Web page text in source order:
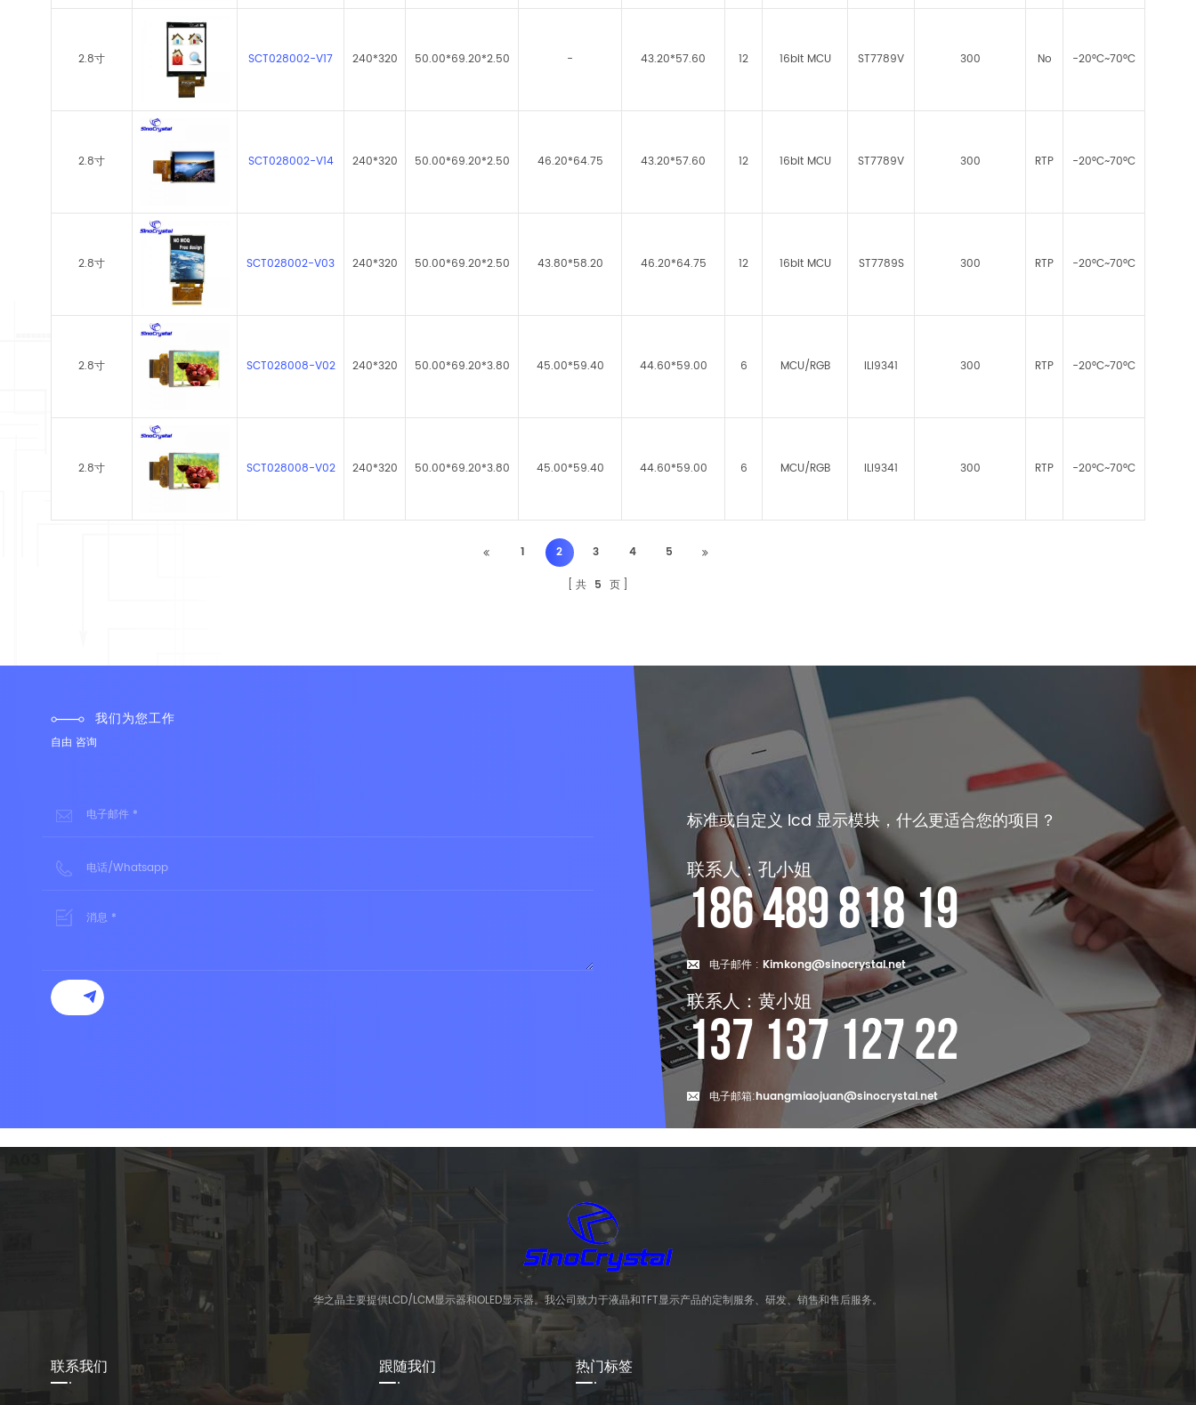
2.8寸 SCT028002-V17 240*320 50.00*69.20*2.50 - 43.20*57.60 12 16bit MCU ST7789V 300 No -20°C~70°C
2.8寸 SCT028002-V14 240*320 50.00*69.20*2.50 46.20*64.75 43.20*57.60 12 16bit MCU ST7789V 300 RTP -20°C~70°C
2.8寸 SCT028002-V03 240*320 50.00*69.20*2.50 43.80*58.20 46.20*64.75 12 16bit MCU ST7789S 300 RTP -20°C~70°C
2.8寸 SCT028008-V02 240*320 50.00*69.20*3.80 45.00*59.40 44.60*59.00 6 MCU/RGB ILI9341 300 RTP -20°C~70°C
2.8寸 SCT028008-V02 240*320 50.00*69.20*3.80 45.00*59.40 44.60*59.00 6 MCU/RGB ILI9341 300 RTP -20°C~70°C
1 2 3 4
5
共 5 页
我们为您工作
自由 咨询
标准或自定义 lcd 显示模块，什么更适合您的项目？
联系人：孔小姐
186 489 818 19
电子邮件 : Kimkong@sinocrystal.net
联系人：黄小姐
137 137 127 22
电子邮箱:huangmiaojuan@sinocrystal.net
华之晶主要提供LCD/LCM显示器和OLED显示器。我公司致力于液晶和TFT显示产品的定制服务、研发、销售和售后服务。
联系我们 跟随我们 热门标签